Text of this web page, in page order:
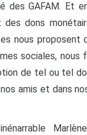
des GAFAM. Et
des dons
nous proposent
sociales, nous
de tel ou tel
amis et dans